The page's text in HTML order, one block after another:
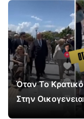
Όταν Το
Στην